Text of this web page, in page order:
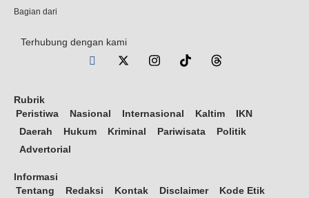
Bagian dari
Terhubung dengan kami
Rubrik
Peristiwa
Nasional Internasional Kaltim
IKN
Daerah
Hukum Kriminal Pariwisata
Politik
Advertorial
Informasi
Tentang
Redaksi Kontak Disclaimer
Kode Etik